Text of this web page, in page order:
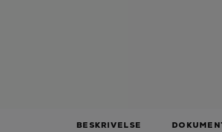
BESKRIVELSE